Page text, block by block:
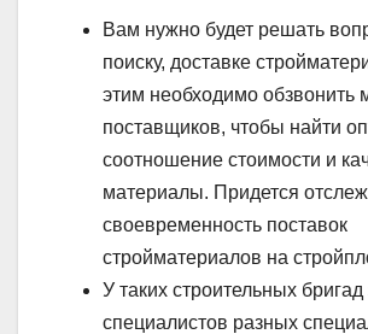
Вам нужно будет решать
поиску, доставке
этим необходимо обзвонить
поставщиков, чтобы найти
соотношение стоимости и
материалы. Придется
своевременность поставок
стройматериалов на
У таких строительных бригад
специалистов разных